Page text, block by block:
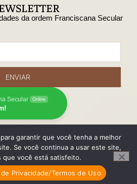
da ordem Franciscana Secular
ENVIAR
Secular Online
Secular do Brasil
garantir que você tenha a melhor
Se você continua a usar este site,
que você está satisfeito.
Privacidade/Termos de Uso